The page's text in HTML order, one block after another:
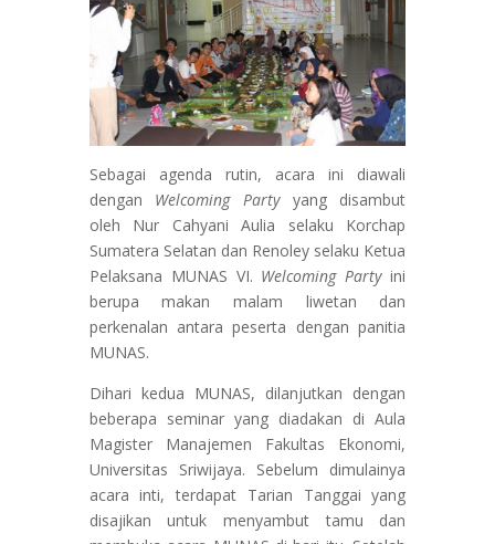
Sebagai agenda rutin, acara ini diawali
dengan Welcoming Partyyang disambut
oleh Nur Cahyani Aulia selaku Korchap
Sumatera Selatan dan Renoley selaku Ketua
Pelaksana MUNAS VI. Welcoming Partyini
berupa makan malam liwetan dan
perkenalan antara peserta dengan panitia
MUNAS.
Dihari kedua MUNAS, dilanjutkan dengan
beberapa seminar yang diadakan di Aula
Magister Manajemen Fakultas Ekonomi,
Universitas Sriwijaya. Sebelum dimulainya
acara inti, terdapat Tarian Tanggai yang
disajikan untuk menyambut tamu dan